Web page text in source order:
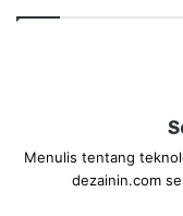
Menulis tentang
dezainin.com